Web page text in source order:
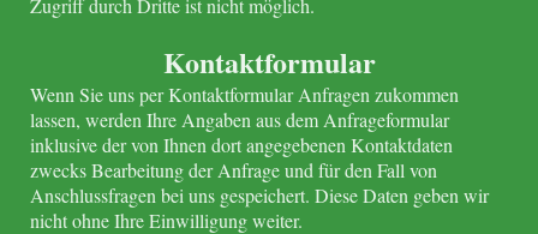
Zugriff durch Dritte ist nicht möglich.
Kontaktformular
Wenn Sie uns per Kontaktformular Anfragen zukommen
lassen, werden Ihre Angaben aus dem Anfrageformular
inklusive der von Ihnen dort angegebenen Kontaktdaten
zwecks Bearbeitung der Anfrage und für den Fall von
Anschlussfragen bei uns gespeichert. Diese Daten geben wir
nicht ohne Ihre Einwilligung weiter.